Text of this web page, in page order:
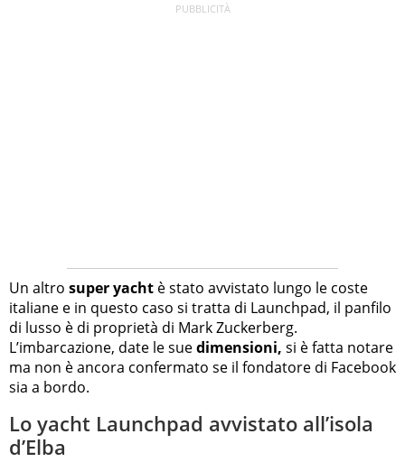
Un altro super yacht è stato avvistato lungo le coste
italiane e in questo caso si tratta di Launchpad, il panfilo
di lusso è di proprietà di Mark Zuckerberg.
L’imbarcazione, date le suedimensioni, si è fatta notare
ma non è ancora confermato se il fondatore di Facebook
sia a bordo.
Lo yacht Launchpad avvistato all’isola
d’Elba